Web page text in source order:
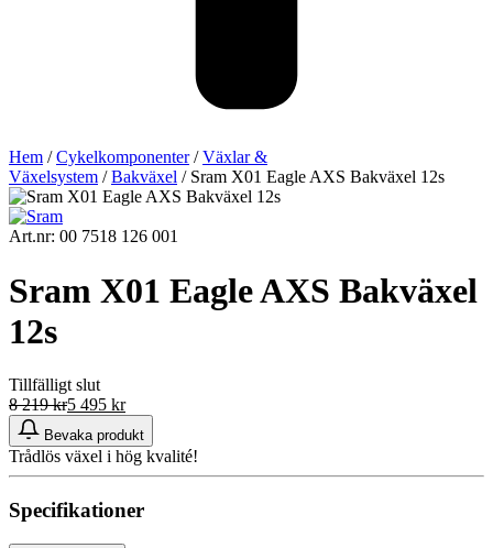
Hem /Cykelkomponenter/Växlar &
Växelsystem /Bakväxel / Sram X01 Eagle AXS Bakväxel 12s
Art.nr: 00 7518 126 001
Sram X01 Eagle AXS Bakväxel
12s
Tillfälligt slut
8 219kr5 495 kr
Bevaka produkt
Trådlös växel i hög kvalité!
Specifikationer